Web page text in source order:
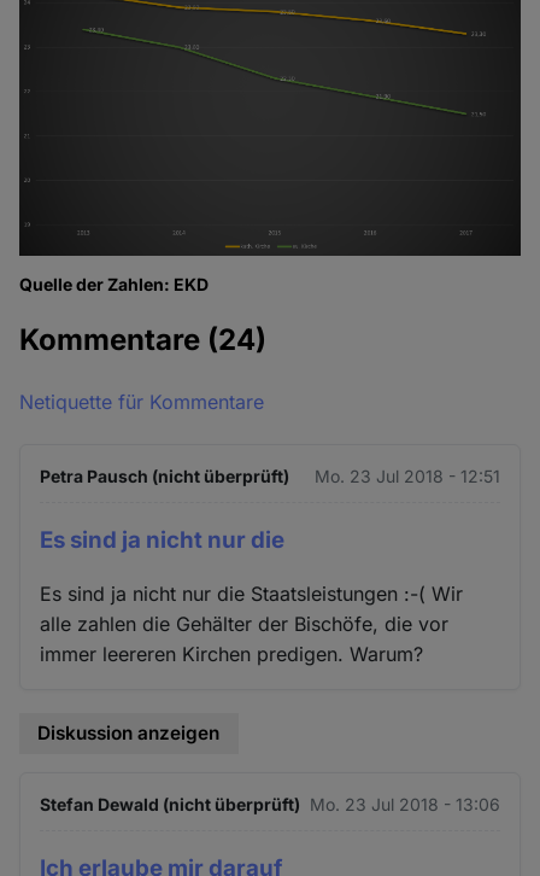
Quelle der Zahlen: EKD
Kommentare (24)
Netiquette für Kommentare
Petra Pausch (nicht überprüft) Mo. 23 Jul 2018 - 12:51
Es sind ja nicht nur die
Es sind ja nicht nur die Staatsleistungen :-( Wir
alle zahlen die Gehälter der Bischöfe, die vor
immer leereren Kirchen predigen. Warum?
Diskussion anzeigen
Stefan Dewald (nicht überprüft) Mo. 23 Jul 2018 - 13:06
Ich erlaube mir darauf